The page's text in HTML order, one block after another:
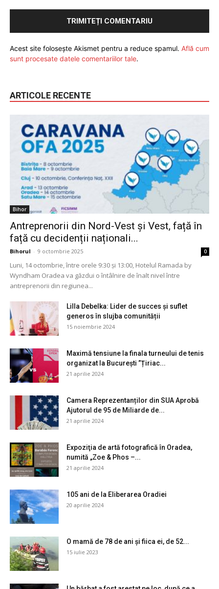
Acest site folosește Akismet pentru a reduce spamul. Află cum
sunt procesate datele comentariilor tale.
ARTICOLE RECENTE
Bihor
Antreprenorii din Nord-Vest și Vest, față în
față cu decidenții naționali...
Bihorul - 9 octombrie 2025 0
Luni, 14 octombrie, între orele 9:30 și 13:00, Hotelul Ramada by
Wyndham Oradea va găzdui o întâlnire de înalt nivel între
antreprenorii din regiunea...
Lilla Debelka: Lider de succes și suflet
generos în slujba comunității
15 noiembrie 2024
Maximă tensiune la finala turneului de tenis
organizat la București ”Țiriac...
21 aprilie 2024
Camera Reprezentanților din SUA Aprobă
Ajutorul de 95 de Miliarde de...
21 aprilie 2024
Expoziţia de artă fotografică în Oradea,
numită „Zoe & Phos –...
21 aprilie 2024
105 ani de la Eliberarea Oradiei
20 aprilie 2024
O mamă de 78 de ani și fiica ei, de 52...
15 iulie 2023